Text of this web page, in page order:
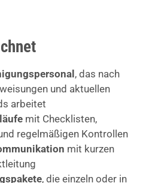
, das nach
und aktuellen
arbeitet
mit Checklisten,
regelmäßigen Kontrollen
mit kurzen
, die einzeln oder in